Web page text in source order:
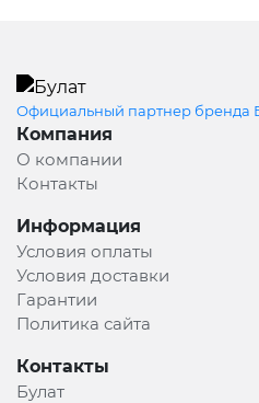
Официальный партнер бренда
Компания
О компании
Контакты
Информация
Условия оплаты
Условия доставки
Гарантии
Политика сайта
Контакты
Булат